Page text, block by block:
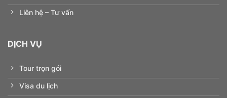
Liên hệ – Tư vấn
DỊCH VỤ
Tour trọn gói
Visa du lịch